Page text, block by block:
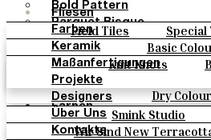
Fliesen
Field Tiles Special
Hand Painted
Bold Pattern
Natural Cotto
Smink
Farben
Basic
Oxide
Vintage Metallics
Gold
Dry
Keramik
Knit Knots
Maßanfertigungen
Projekte
Designers
Smink Studio
Über Uns
Wir Sind New
Kontakte
Bold Pattern
Parquet Bisque
Natural Cotto
Smink Studio
Elisa Passino
Paulo Vale
Farben
Basic Colours